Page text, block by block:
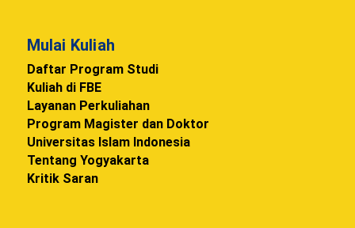
Mulai Kuliah
Daftar Program Studi
Kuliah di FBE
Layanan Perkuliahan
Program Magister dan Doktor
Universitas Islam Indonesia
Tentang Yogyakarta
Kritik Saran